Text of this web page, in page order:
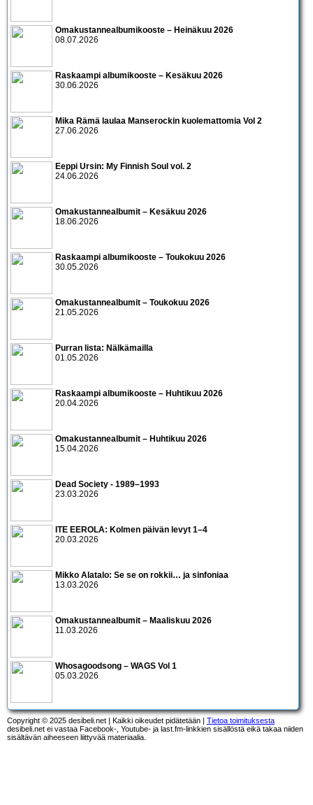
Omakustannealbumikooste – Heinäkuu 2026
08.07.2026
Raskaampi albumikooste – Kesäkuu 2026
30.06.2026
Mika Rämä laulaa Manserockin kuolemattomia Vol 2
27.06.2026
Eeppi Ursin: My Finnish Soul vol. 2
24.06.2026
Omakustannealbumit – Kesäkuu 2026
18.06.2026
Raskaampi albumikooste – Toukokuu 2026
30.05.2026
Omakustannealbumit – Toukokuu 2026
21.05.2026
Purran lista: Nälkämailla
01.05.2026
Raskaampi albumikooste – Huhtikuu 2026
20.04.2026
Omakustannealbumit – Huhtikuu 2026
15.04.2026
Dead Society - 1989–1993
23.03.2026
ITE EEROLA: Kolmen päivän levyt 1–4
20.03.2026
Mikko Alatalo: Se se on rokkii… ja sinfoniaa
13.03.2026
Omakustannealbumit – Maaliskuu 2026
11.03.2026
Whosagoodsong – WAGS Vol 1
05.03.2026
Copyright © 2025 desibeli.net | Kaikki oikeudet pidätetään | Tietoa toimituksesta
desibeli.net ei vastaa Facebook-, Youtube- ja last.fm-linkkien sisällöstä eikä takaa niiden
sisältävän aiheeseen liittyvää materiaalia.